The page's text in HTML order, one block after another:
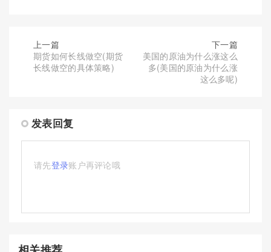
上一篇
期货如何长线做空(期货
长线做空的具体策略)
下一篇
美国的原油为什么涨这么
多(美国的原油为什么涨
这么多呢)
发表回复
请先登录账户再评论哦